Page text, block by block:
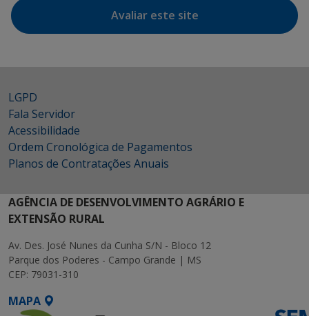
Avaliar este site
LGPD
Fala Servidor
Acessibilidade
Ordem Cronológica de Pagamentos
Planos de Contratações Anuais
AGÊNCIA DE DESENVOLVIMENTO AGRÁRIO E
EXTENSÃO RURAL
Av. Des. José Nunes da Cunha S/N - Bloco 12
Parque dos Poderes - Campo Grande | MS
CEP: 79031-310
MAPA